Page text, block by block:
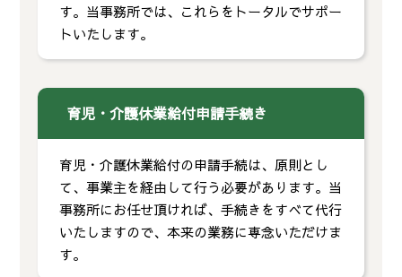
す。当事務所では、これらをトータルでサポー
トいたします。
育児・介護休業給付申請手続き
育児・介護休業給付の申請手続は、原則とし
て、事業主を経由して行う必要があります。当
事務所にお任せ頂ければ、手続きをすべて代行
いたしますので、本来の業務に専念いただけま
す。